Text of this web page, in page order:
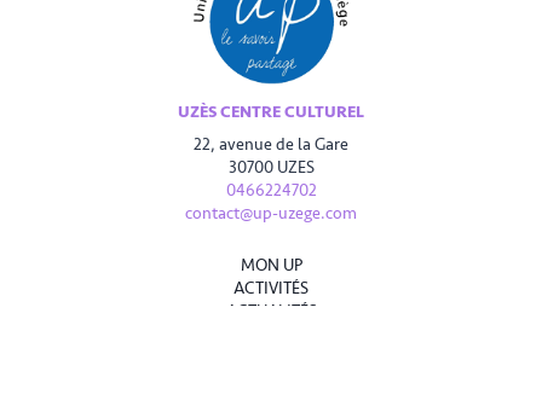
UZÈS CENTRE CULTUREL
22, avenue de la Gare
30700 UZES
0466224702
contact@up-uzege.com
MON UP
ACTIVITÉS
ACTUALITÉS